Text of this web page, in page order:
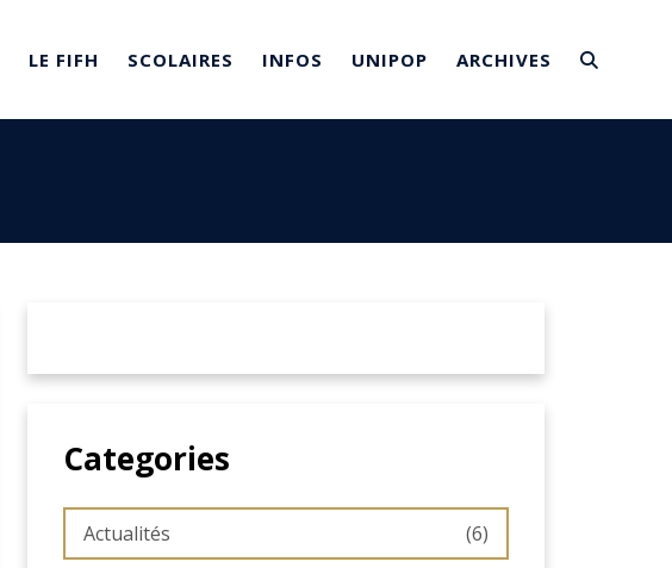
LE FIFH SCOLAIRES INFOS UNIPOP ARCHIVES
Categories
Actualités (6)